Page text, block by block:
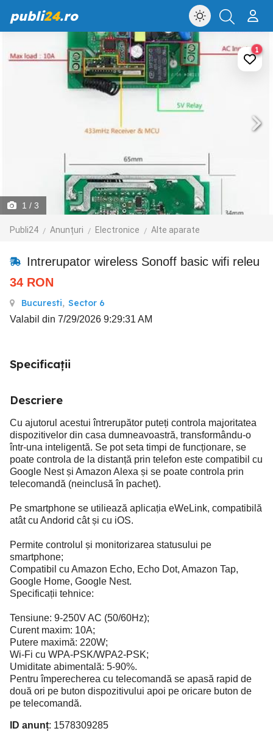
publi24.ro
1 / 3
Publi24 Anunțuri Electronice Alte aparate
1
Intrerupator wireless Sonoff basic wifi releu
34 RON
Bucuresti, Sector 6
Valabil din 7/29/2026 9:29:31 AM
Specificații
Descriere
Cu ajutorul acestui întrerupător puteți controla majoritatea
dispozitivelor din casa dumneavoastră, transformându-o
într-una inteligentă. Se pot seta timpi de funcționare, se
poate controla de la distanță prin telefon este compatibil cu
Google Nest și Amazon Alexa și se poate controla prin
telecomandă (neinclusă în pachet).
Pe smartphone se utiliează aplicația eWeLink, compatibilă
atât cu Andorid cât și cu iOS.
Permite controlul și monitorizarea statusului pe
smartphone;
Compatibil cu Amazon Echo, Echo Dot, Amazon Tap,
Google Home, Google Nest.
Specificații tehnice:
Tensiune: 9-250V AC (50/60Hz);
Curent maxim: 10A;
Putere maximă: 220W;
Wi-Fi cu WPA-PSK/WPA2-PSK;
Umiditate abimentală: 5-90%.
Pentru împerecherea cu telecomandă se apasă rapid de
două ori pe buton dispozitivului apoi pe oricare buton de
pe telecomandă.
ID anunț: 1578309285